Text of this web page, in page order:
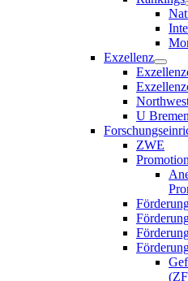
Exzellenz
U
ZWE